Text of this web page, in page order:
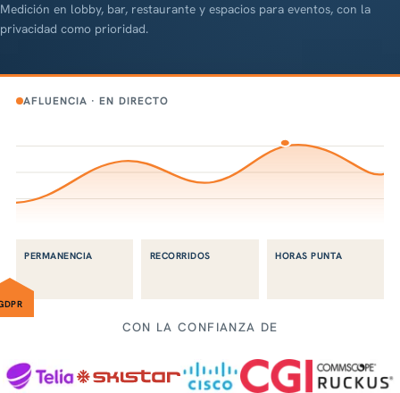
Medición en lobby, bar, restaurante y espacios para eventos, con la
privacidad como prioridad.
AFLUENCIA · EN DIRECTO
PERMANENCIA RECORRIDOS HORAS PUNTA
CON LA CONFIANZA DE